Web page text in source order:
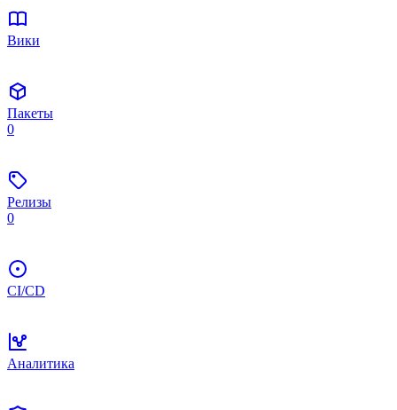
Вики
Пакеты
0
Релизы
0
CI/CD
Аналитика